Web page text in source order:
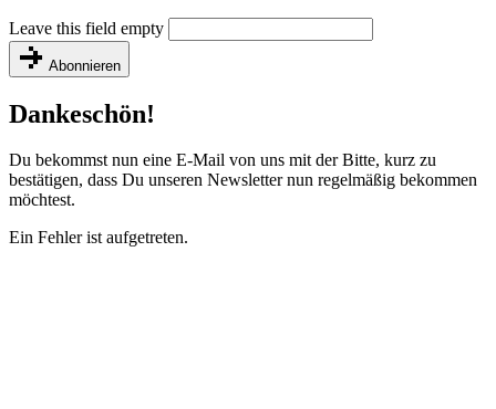
Leave this field empty
Abonnieren
Dankeschön!
Du bekommst nun eine E-Mail von uns mit der Bitte, kurz zu
bestätigen, dass Du unseren Newsletter nun regelmäßig bekommen
möchtest.
Ein Fehler ist aufgetreten.